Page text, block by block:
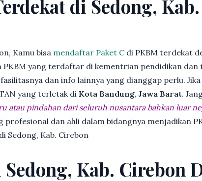
di Sedong, Kab.
Kamu bisa mendaftar Paket C di PKBM terdekat
yang terdaftar di kementrian pendidikan
dan info lainnya yang dianggap perlu.
yang terletak di Kota Bandung, Jawa Barat.
atau pindahan dari seluruh nusantara bahkan luar
dan ahli dalam bidangnya menjadikan
Sedong, Kab. Cirebon
Kab. Cirebon